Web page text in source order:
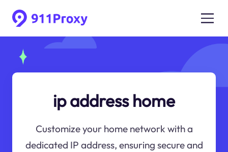
ip address home
Customize your home network with a
dedicated IP address, ensuring secure and